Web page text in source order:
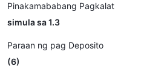
Pinakamababang Pagkalat
simula sa 1.3
Paraan ng pag Deposito
(6)